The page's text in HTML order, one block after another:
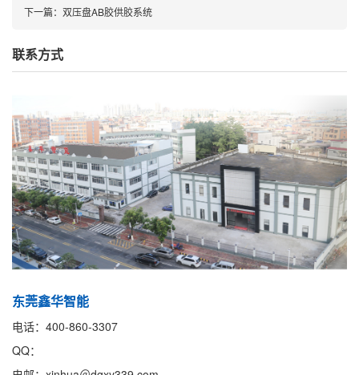
下一篇： 双压盘AB胶供胶系统
联系方式
东莞鑫华智能
电话：400-860-3307
QQ：